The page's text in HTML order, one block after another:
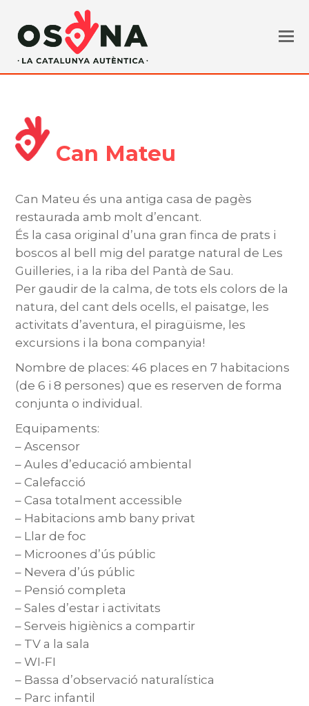
Can Mateu
Can Mateu és una antiga casa de pagès
restaurada amb molt d’encant.
És la casa original d’una gran finca de prats i
boscos al bell mig del paratge natural de Les
Guilleries, i a la riba del Pantà de Sau.
Per gaudir de la calma, de tots els colors de la
natura, del cant dels ocells, el paisatge, les
activitats d’aventura, el piragüisme, les
excursions i la bona companyia!
Nombre de places: 46 places en 7 habitacions
(de 6 i 8 persones) que es reserven de forma
conjunta o individual.
Equipaments:
– Ascensor
– Aules d’educació ambiental
– Calefacció
– Casa totalment accessible
– Habitacions amb bany privat
– Llar de foc
– Microones d’ús públic
– Nevera d’ús públic
– Pensió completa
– Sales d’estar i activitats
– Serveis higiènics a compartir
– TV a la sala
– WI-FI
– Bassa d’observació naturalística
– Parc infantil